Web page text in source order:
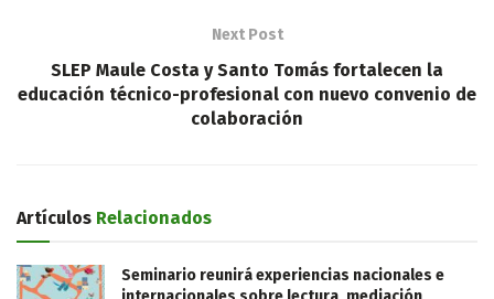
Next Post
SLEP Maule Costa y Santo Tomás fortalecen la
educación técnico-profesional con nuevo convenio de
colaboración
Artículos Relacionados
Seminario reunirá experiencias nacionales e